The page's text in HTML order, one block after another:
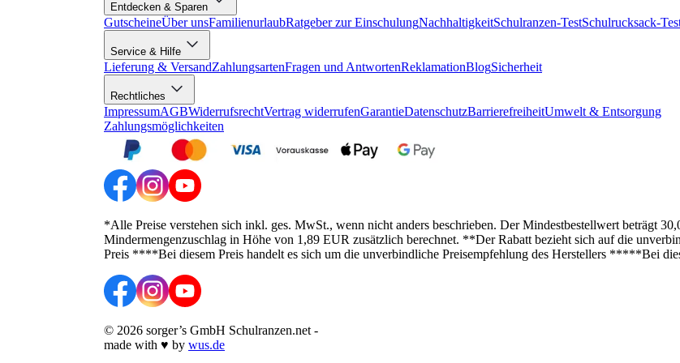
Entdecken & Sparen
GutscheineÜber unsFamilienurlaubRatgeber zur EinschulungNachhaltigkeitSchulranzen-TestSchulrucksack-
Service & Hilfe
Lieferung & VersandZahlungsartenFragen und AntwortenReklamationBlogSicherheit
Rechtliches
ImpressumAGBWiderrufsrechtVertrag widerrufenGarantieDatenschutzBarrierefreiheitUmwelt & Entsorgung
Zahlungsmöglichkeiten
*Alle Preise verstehen sich inkl. ges. MwSt., wenn nicht anders beschrieben. Der Mindestbestellwert beträgt
Mindermengenzuschlag in Höhe von 1,89 EUR zusätzlich berechnet. **Der Rabatt bezieht sich auf die
Preis ****Bei diesem Preis handelt es sich um die unverbindliche Preisempfehlung des Herstellers *****Bei
© 2026 sorger’s GmbH Schulranzen.net -
made with ♥ by wus.de